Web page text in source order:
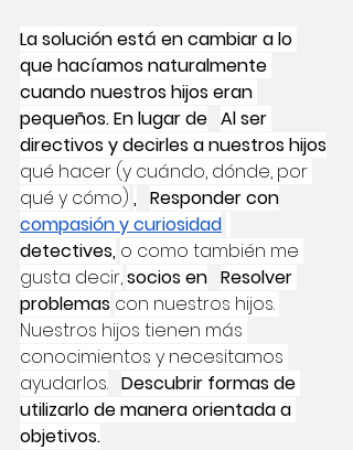
La solución está en cambiar a lo
que hacíamos naturalmente
cuando nuestros hijos eran
pequeños. En lugar de Al ser
directivos y decirles a nuestros hijos
qué hacer (y cuándo, dónde, por
qué y cómo) , Responder con
compasión y curiosidad
detectives, o como también me
gusta decir,socios en Resolver
problemas con nuestros hijos.
Nuestros hijos tienen más
conocimientos y necesitamos
ayudarlos. Descubrir formas de
utilizarlo de manera orientada a
objetivos.